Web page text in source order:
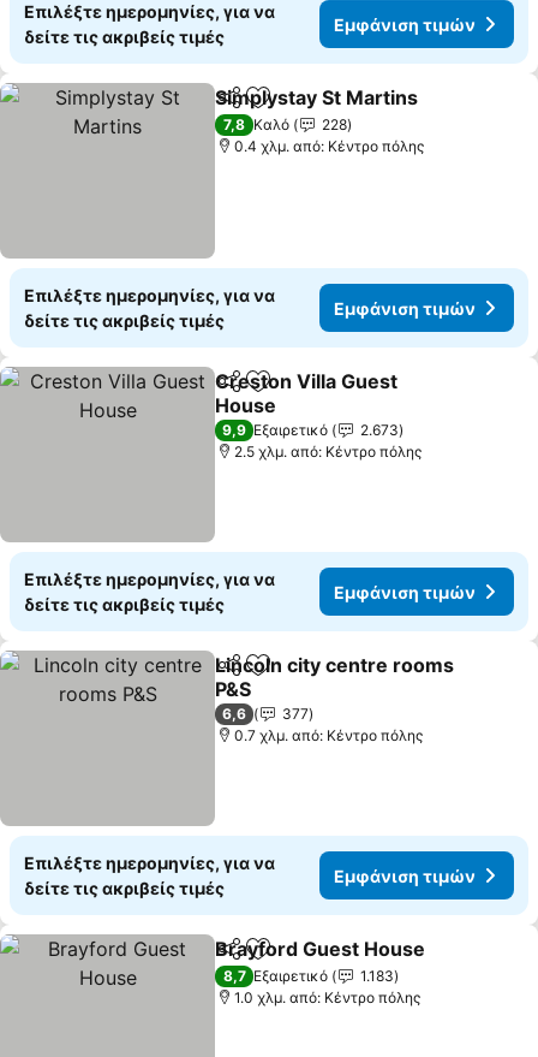
Επιλέξτε ημερομηνίες, για να
δείτε τις ακριβείς τιμές
Εμφάνιση τιμών
Κοινοποίηση
Προσθήκη στα αγαπημένα
Simplystay St Martins
7,8 Καλό
228
0.4 χλμ. από: Κέντρο πόλης
Επιλέξτε ημερομηνίες, για να
δείτε τις ακριβείς τιμές
Εμφάνιση τιμών
Κοινοποίηση
Προσθήκη στα αγαπημένα
Creston Villa Guest
House
9,9 Εξαιρετικό
2.673
2.5 χλμ. από: Κέντρο πόλης
Επιλέξτε ημερομηνίες, για να
δείτε τις ακριβείς τιμές
Εμφάνιση τιμών
Κοινοποίηση
Προσθήκη στα αγαπημένα
Lincoln city centre rooms
P&S
6,6
377
0.7 χλμ. από: Κέντρο πόλης
Επιλέξτε ημερομηνίες, για να
δείτε τις ακριβείς τιμές
Εμφάνιση τιμών
Κοινοποίηση
Προσθήκη στα αγαπημένα
Brayford Guest House
8,7 Εξαιρετικό
1.183
1.0 χλμ. από: Κέντρο πόλης